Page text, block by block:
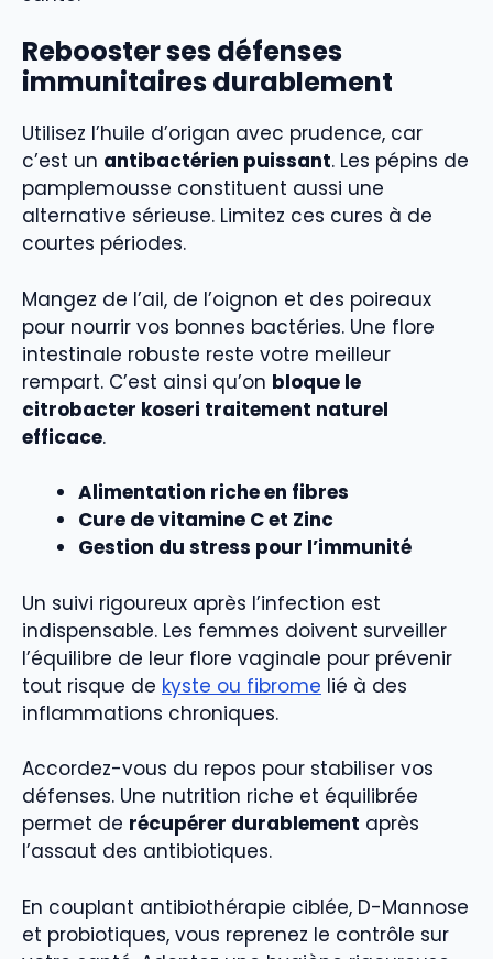
Rebooster ses défenses
immunitaires durablement
Utilisez l’huile d’origan avec prudence, car
c’est un antibactérien puissant. Les pépins de
pamplemousse constituent aussi une
alternative sérieuse. Limitez ces cures à de
courtes périodes.
Mangez de l’ail, de l’oignon et des poireaux
pour nourrir vos bonnes bactéries. Une flore
intestinale robuste reste votre meilleur
rempart. C’est ainsi qu’on bloque le
citrobacter koseri traitement naturel
efficace.
Alimentation riche en fibres
Cure de vitamine C et Zinc
Gestion du stress pour l’immunité
Un suivi rigoureux après l’infection est
indispensable. Les femmes doivent surveiller
l’équilibre de leur flore vaginale pour prévenir
tout risque de kyste ou fibrome lié à des
inflammations chroniques.
Accordez-vous du repos pour stabiliser vos
défenses. Une nutrition riche et équilibrée
permet de récupérer durablement après
l’assaut des antibiotiques.
En couplant antibiothérapie ciblée, D-Mannose
et probiotiques, vous reprenez le contrôle sur